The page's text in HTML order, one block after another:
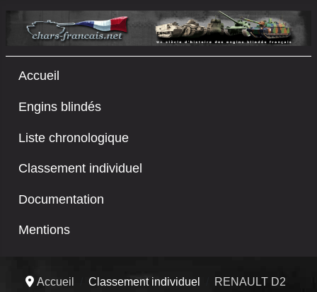
Accueil
Engins blindés
Liste chronologique
Classement individuel
Documentation
Mentions
Accueil Classement individuel
RENAULT D2